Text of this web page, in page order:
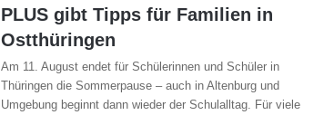
PLUS gibt Tipps für Familien in
Ostthüringen
Am 11. August endet für Schülerinnen und Schüler in
Thüringen die Sommerpause – auch in Altenburg und
Umgebung beginnt dann wieder der Schulalltag. Für viele